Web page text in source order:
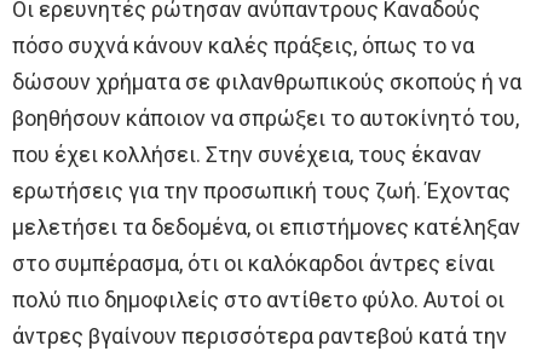
Οι ερευνητές ρώτησαν ανύπαντρους Καναδούς
πόσο συχνά κάνουν καλές πράξεις, όπως το να
δώσουν χρήματα σε φιλανθρωπικούς σκοπούς ή να
βοηθήσουν κάποιον να σπρώξει το αυτοκίνητό του,
που έχει κολλήσει. Στην συνέχεια, τους έκαναν
ερωτήσεις για την προσωπική τους ζωή. Έχοντας
μελετήσει τα δεδομένα, οι επιστήμονες κατέληξαν
στο συμπέρασμα, ότι οι καλόκαρδοι άντρες είναι
πολύ πιο δημοφιλείς στο αντίθετο φύλο. Αυτοί οι
άντρες βγαίνουν περισσότερα ραντεβού κατά την